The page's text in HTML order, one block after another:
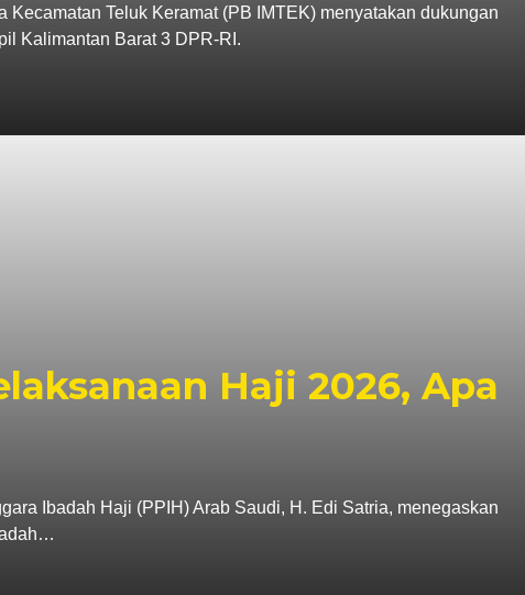
Kecamatan Teluk Keramat (PB IMTEK) menyatakan dukungan
Kalimantan Barat 3 DPR-RI.
Haji 2026, Apa
Ibadah Haji (PPIH) Arab Saudi, H. Edi Satria, menegaskan